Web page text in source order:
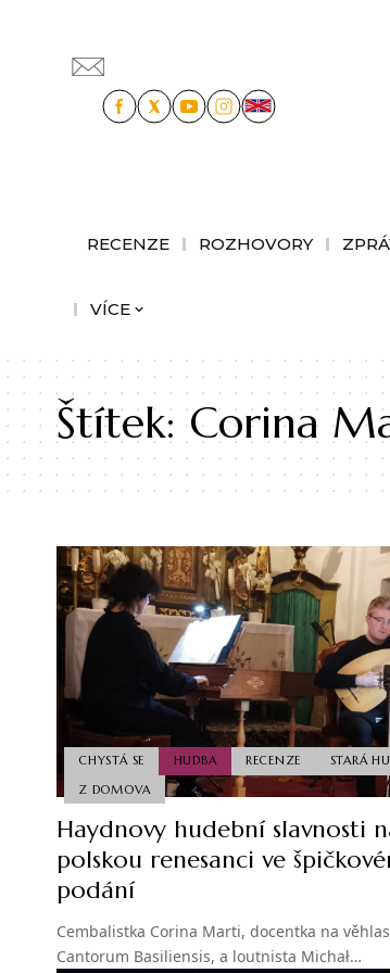
RECENZE ROZHOVORY
VÍCE
Štítek:Corina
CHYSTÁ SE HUDBA RECENZE
STARÁ
Z DOMOVA
Haydnovy hudební slavnosti
polskou renesanci ve
podání
Cembalistka Corina Marti, docentka na
Cantorum Basiliensis, a loutnista Michał…